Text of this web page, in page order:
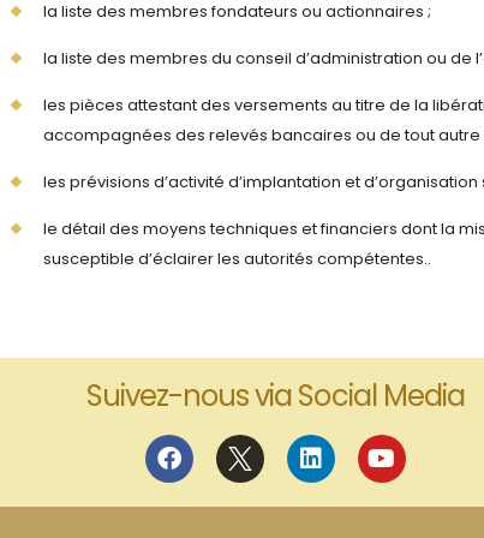
la liste des membres fondateurs ou actionnaires ;
la liste des membres du conseil d’administration ou de
les pièces attestant des versements au titre de la
accompagnées des relevés bancaires ou de tout autre
les prévisions d’activité d’implantation et d’organisation
le détail des moyens techniques et financiers dont la
susceptible d’éclairer les autorités compétentes..
Suivez-nous via Social Media